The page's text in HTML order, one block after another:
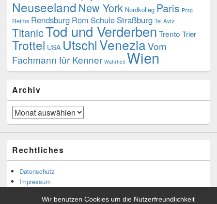
Wir benutzen Cookies um die Nutzerfreundlichkeit
Neuseeland New York Nordkolleg Paris Prag
Reims Rendsburg Rom Schule Straßburg Tel Aviv
TitanicTod und Verderben Trento Trier
Trottel USA UtschlVeneziaVom
Fachmann für Kenner Wahrheit Wien
Archiv
Archiv
Rechtliches
Datenschutz
Impressum